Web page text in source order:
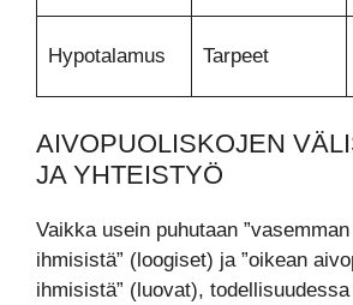
Hypotalamus Tarpeet
AIVOPUOLISKOJEN
JA YHTEISTYÖ
Vaikka usein puhutaan
ihmisistä” (loogiset) ja ”oikean
ihmisistä” (luovat),